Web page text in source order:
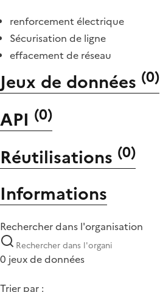
renforcement électrique
Sécurisation de ligne
effacement de réseau
Jeux de données (0)
API (0)
Réutilisations (0)
Informations
Rechercher dans l'organisation
0 jeux de données
Trier par :